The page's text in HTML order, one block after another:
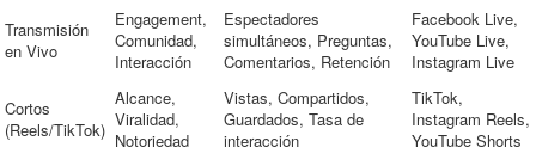
Transmisión
en Vivo
Engagement,
Comunidad,
Interacción
Espectadores
simultáneos, Preguntas,
Comentarios, Retención
Facebook Live,
YouTube Live,
Instagram Live
Cortos
(Reels/TikTok)
Alcance,
Viralidad,
Notoriedad
Vistas, Compartidos,
Guardados, Tasa de
interacción
TikTok,
Instagram Reels,
YouTube Shorts